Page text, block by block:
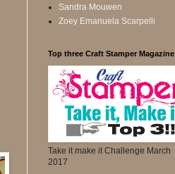
Sandra Mouwen
Zoey Emanuela Scarpelli
Top three Craft Stamper Magazine
Take it make it Challenge March
2017